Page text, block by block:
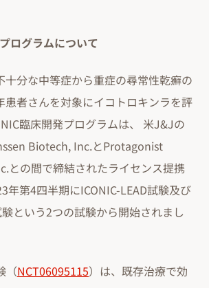
ログラムについて
十分な中等症から重症の尋常性乾癬の
患者さんを対象にイコトロキンラを評
臨床開発プログラムは、 米J&Jの
Biotech, Inc.とProtagonist
との間で締結されたライセンス提携
年第4四半期にICONIC-LEAD試験及び
験という2つの試験から開始されまし
（NCT06095115）は、既存治療で効